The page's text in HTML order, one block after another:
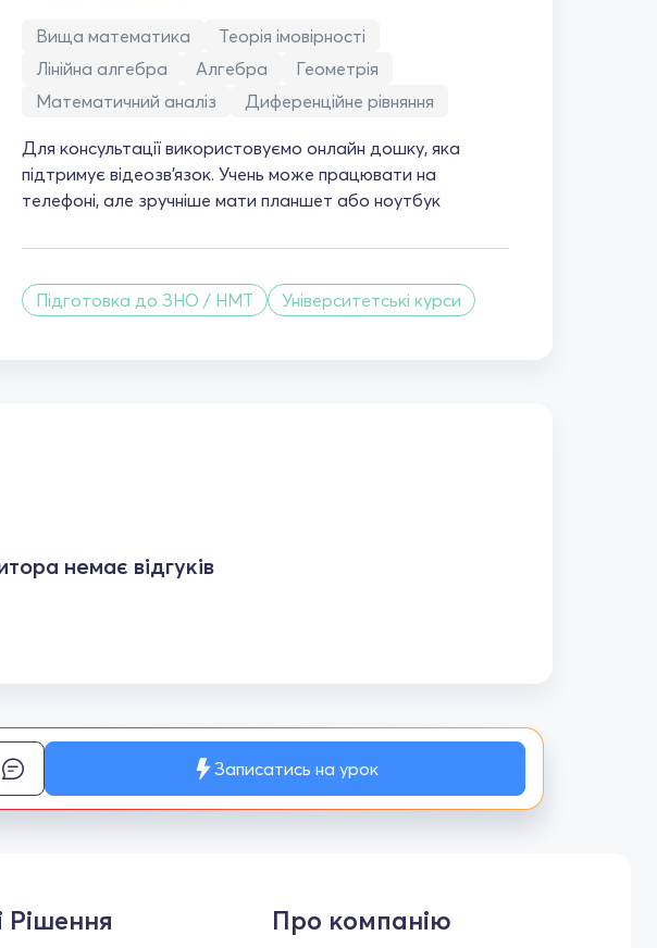
Вища математика
Теорія імовірності
Лінійна алгебра
Алгебра
Геометрія
Математичний аналіз
Диференційне рівняння
Для консультації використовуємо онлайн дошку, яка
підтримує відеозв'язок. Учень може працювати на
телефоні, але зручніше мати планшет або ноутбук
Підготовка до ЗНО / НМТ Університетські курси
немає відгуків
Записатись на урок
Рішення Про компанію